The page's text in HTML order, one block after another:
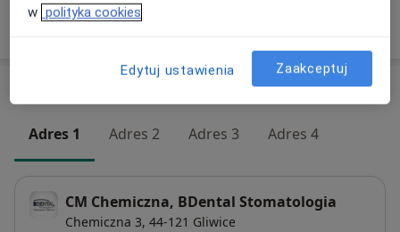
W jaki sposób ustalane są ceny?
Adres 1 Adres 2 Adres 3 Adres 4
CM Chemiczna, BDental Stomatologia
Chemiczna 3, 44-121 Gliwice
w polityka cookies
Edytuj ustawienia Zaakceptuj